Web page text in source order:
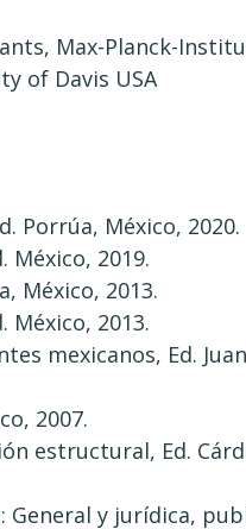
Max-Planck-
of Davis USA
Porrúa, México, 2020.
México, 2019.
México, 2013.
México, 2013.
mexicanos, Ed.
2007.
estructural, Ed.
y jurídica,